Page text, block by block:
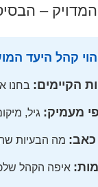
המדויק –
הקיימים: בחנו את 20 הלקוחות הטובים ביותר שלכם ומצאו
מעמיק: גיל,
כאב: מה הבעיות
איפה הקהל